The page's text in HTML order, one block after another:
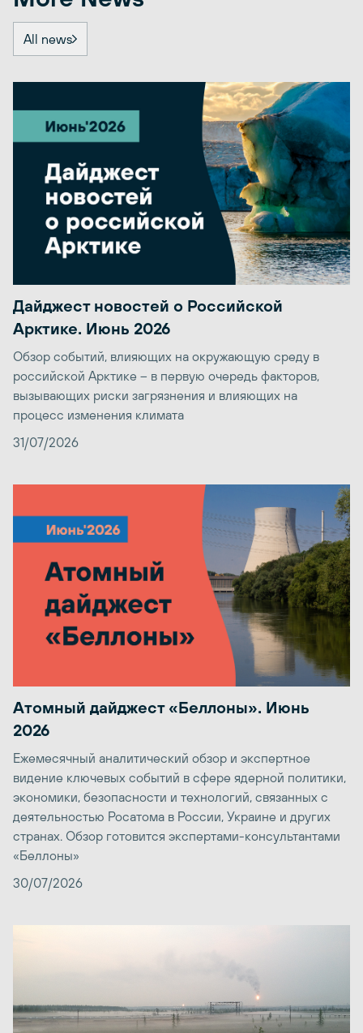
All news
Дайджест новостей о Российской
Арктике. Июнь 2026
Обзор событий, влияющих на окружающую среду в
российской Арктике – в первую очередь факторов,
вызывающих риски загрязнения и влияющих на
процесс изменения климата
31/07/2026
Атомный дайджест «Беллоны». Июнь
2026
Ежемесячный аналитический обзор и экспертное
видение ключевых событий в сфере ядерной политики,
экономики, безопасности и технологий, связанных с
деятельностью Росатома в России, Украине и других
странах. Обзор готовится экспертами-консультантами
«Беллоны»
30/07/2026